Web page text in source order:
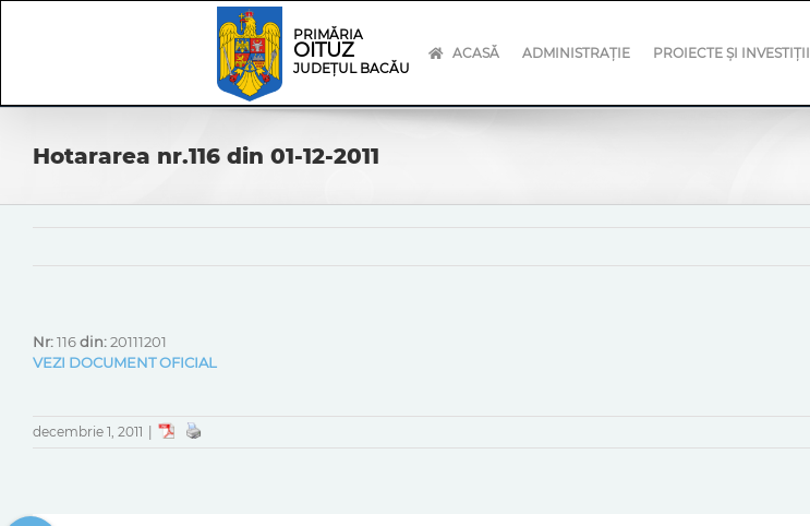
PRIMĂRIA
OITUZ
JUDEȚUL BACĂU
ACASĂ ADMINISTRAȚIE PROIECTE ȘI INVESTIȚII
Hotararea nr.116 din 01-12-2011
Nr:116din:20111201
VEZI DOCUMENT OFICIAL
decembrie 1, 2011